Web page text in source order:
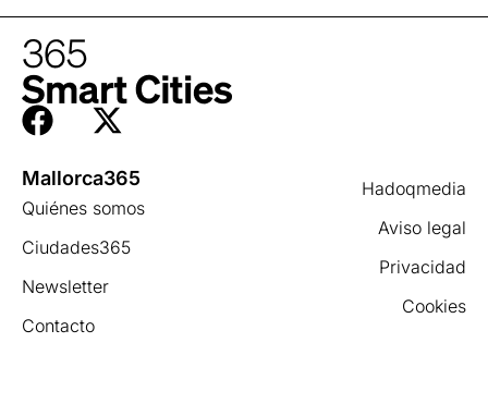
Hadoqmedia
Aviso legal
Privacidad
Cookies
Mallorca365
Quiénes somos
Ciudades365
Newsletter
Contacto